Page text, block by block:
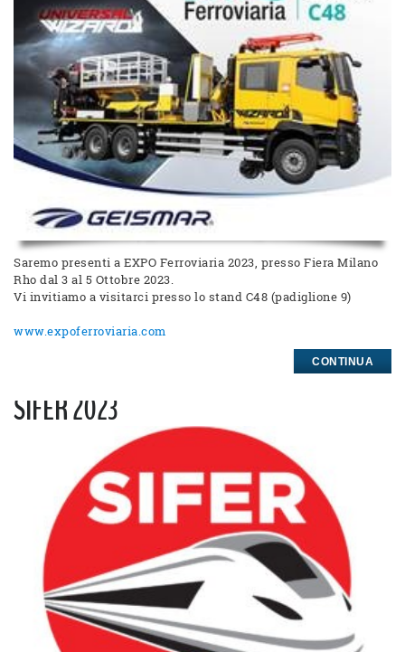
Saremo presenti a EXPO Ferroviaria 2023, presso Fiera Milano
Rho dal 3 al 5 Ottobre 2023.
Vi invitiamo a visitarci presso lo stand C48 (padiglione 9)
www.expoferroviaria.com
CONTINUA
SIFER 2023